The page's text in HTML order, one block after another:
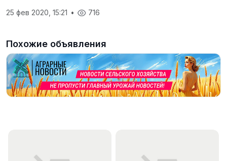
25 фев 2020, 15:21 • 716
Похожие объявления